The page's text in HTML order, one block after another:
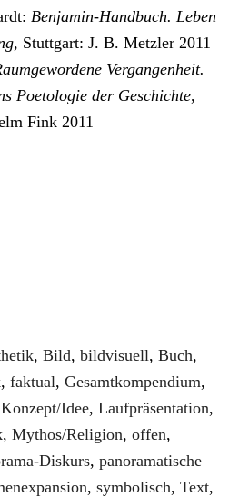
Benjamin-Handbuch. Leben
, Stuttgart: J. B. Metzler 2011
Vergangenheit.
Poetologie der Geschichte,
Fink 2011
, Bild, bildvisuell, Buch,
, faktual, Gesamtkompendium,
Konzept/Idee, Laufpräsentation,
, Mythos/Religion, offen,
Diskurs, panoramatische
, symbolisch, Text,